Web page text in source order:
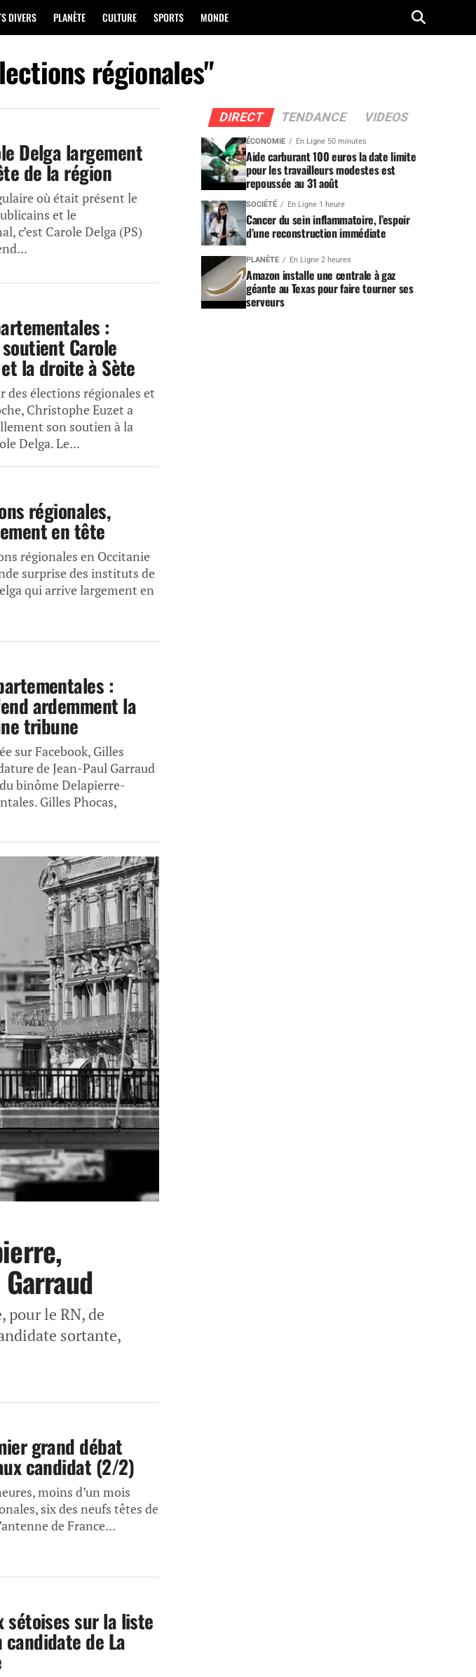
DIVERS PLANÈTE CULTURE SPORTS MONDE
régionales"
Delga largement
de la région
où était présent le
et le
c’est Carole Delga (PS)
:
Carole
la droite à Sète
des élections régionales et
Christophe Euzet a
son soutien à la
Delga. Le...
régionales,
en tête
régionales en Occitanie
surprise des instituts de
qui arrive largement en
:
ardemment la
tribune
sur Facebook, Gilles
de Jean-Paul Garraud
binôme Delapierre-
Gilles Phocas,
pour le RN, de
sortante,
grand débat
candidat (2/2)
moins d’un mois
six des neufs têtes de
de France...
sétoises sur la liste
de La
DIRECT TENDANCE VIDEOS
ÉCONOMIE En Ligne 50 minutes
Aide carburant 100 euros la date limite
pour les travailleurs modestes est
repoussée au 31 août
SOCIÉTÉ En Ligne 1 heure
Cancer du sein inflammatoire, l’espoir
d’une reconstruction immédiate
PLANÈTE En Ligne 2 heures
Amazon installe une centrale à gaz
géante au Texas pour faire tourner ses
serveurs